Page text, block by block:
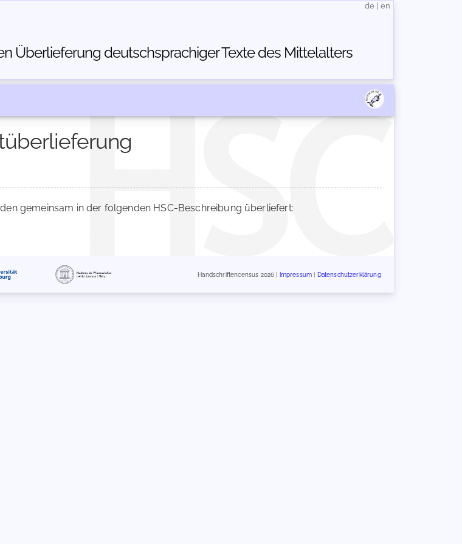
Über­lieferung deutschsprachiger Texte des Mittelalters
de en
gemeinsam in der folgenden HSC-Beschreibung überliefert:
Handschriftencensus 2026 | Impressum Datenschutzerklärung